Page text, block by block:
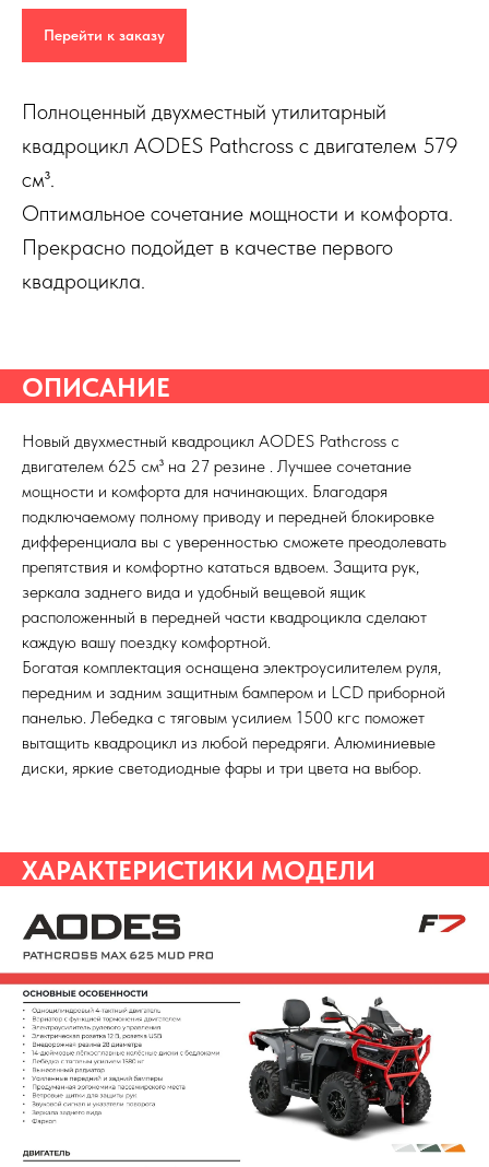
Перейти к заказу
Полноценный двухместный утилитарный
квадроцикл AODES Pathcross с двигателем 579
см³.
Оптимальное сочетание мощности и комфорта.
Прекрасно подойдет в качестве первого
квадроцикла.
ОПИСАНИЕ
Новый двухместный квадроцикл AODES Pathcross с
двигателем 625 см³ на 27 резине . Лучшее сочетание
мощности и комфорта для начинающих. Благодаря
подключаемому полному приводу и передней блокировке
дифференциала вы с уверенностью сможете преодолевать
препятствия и комфортно кататься вдвоем. Защита рук,
зеркала заднего вида и удобный вещевой ящик
расположенный в передней части квадроцикла сделают
каждую вашу поездку комфортной.
Богатая комплектация оснащена электроусилителем руля,
передним и задним защитным бампером и LCD приборной
панелью. Лебедка с тяговым усилием 1500 кгс поможет
вытащить квадроцикл из любой передряги. Алюминиевые
диски, яркие светодиодные фары и три цвета на выбор.
ХАРАКТЕРИСТИКИ МОДЕЛИ